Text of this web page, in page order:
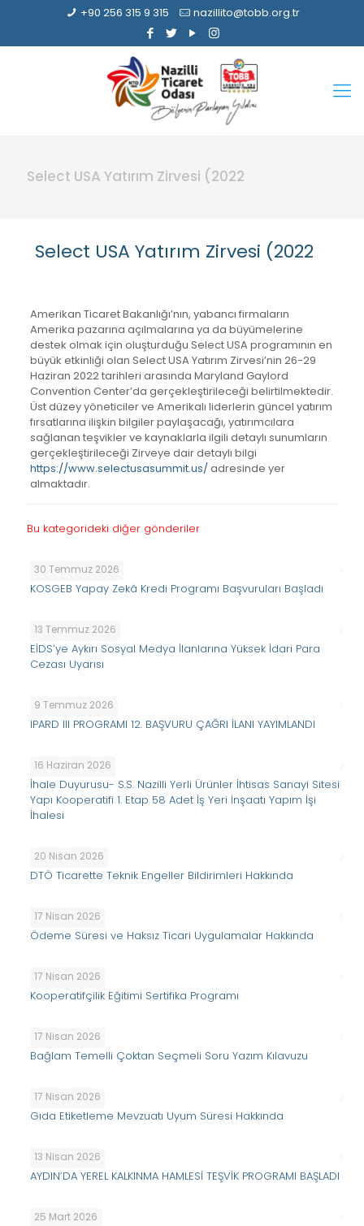
+90 256 315 9 315 nazillito@tobb.org.tr
Select USA Yatırım Zirvesi (2022
Select USA Yatırım Zirvesi (2022
Amerikan Ticaret Bakanlığı’nın, yabancı firmaların
Amerika pazarına açılmalarına ya da büyümelerine
destek olmak için oluşturduğu Select USA programının en
büyük etkinliği olan Select USA Yatırım Zirvesi’nin 26-29
Haziran 2022 tarihleri arasında Maryland Gaylord
Convention Center’da gerçekleştirileceği belirtilmektedir.
Üst düzey yöneticiler ve Amerikalı liderlerin güncel yatırım
fırsatlarına ilişkin bilgiler paylaşacağı, yatırımcılara
sağlanan teşvikler ve kaynaklarla ilgili detaylı sunumların
gerçekleştirileceği Zirveye dair detaylı bilgi
https://www.selectusasummit.us/adresinde yer
almaktadır.
Bu kategorideki diğer gönderiler
30 Temmuz 2026
KOSGEB Yapay Zekâ Kredi Programı Başvuruları Başladı
13 Temmuz 2026
EİDS’ye Aykırı Sosyal Medya İlanlarına Yüksek İdari Para
Cezası Uyarısı
9 Temmuz 2026
IPARD III PROGRAMI 12. BAŞVURU ÇAĞRI İLANI YAYIMLANDI
16 Haziran 2026
İhale Duyurusu- S.S. Nazilli Yerli Ürünler İhtisas Sanayi Sitesi
Yapı Kooperatifi 1. Etap 58 Adet İş Yeri İnşaatı Yapım İşi
İhalesi
20 Nisan 2026
DTÖ Ticarette Teknik Engeller Bildirimleri Hakkında
17 Nisan 2026
Ödeme Süresi ve Haksız Ticari Uygulamalar Hakkında
17 Nisan 2026
Kooperatifçilik Eğitimi Sertifika Programı
17 Nisan 2026
Bağlam Temelli Çoktan Seçmeli Soru Yazım Kılavuzu
17 Nisan 2026
Gıda Etiketleme Mevzuatı Uyum Süresi Hakkında
13 Nisan 2026
AYDIN’DA YEREL KALKINMA HAMLESİ TEŞVİK PROGRAMI BAŞLADI
25 Mart 2026